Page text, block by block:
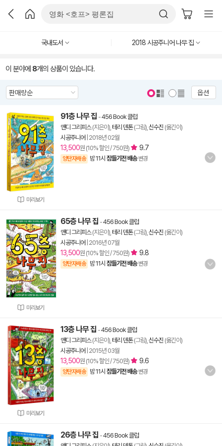
국내도서 2018 시공주니어 나무 집
이 분야에 8개의 상품이 있습니다.
옵션
미리보기
91층 나무 집 -456 Book 클럽
앤디 그리피스(지은이), 테리 덴톤(그림), 신수진 (옮긴이)
시공주니어 2018년 02월
13,500원 (10% 할인 / 750원) 9.7
양탄자배송 밤 11시 잠들기전 배송 변경
미리보기
65층 나무 집 -456 Book 클럽
앤디 그리피스(지은이), 테리 덴톤(그림), 신수진 (옮긴이)
시공주니어 2016년 07월
13,500원 (10% 할인 / 750원) 9.8
양탄자배송 밤 11시 잠들기전 배송 변경
미리보기
13층 나무 집 -456 Book 클럽
앤디 그리피스(지은이), 테리 덴톤(그림), 신수진 (옮긴이)
시공주니어 2015년 03월
13,500원 (10% 할인 / 750원) 9.6
양탄자배송 밤 11시 잠들기전 배송 변경
26층 나무 집 -456 Book 클럽